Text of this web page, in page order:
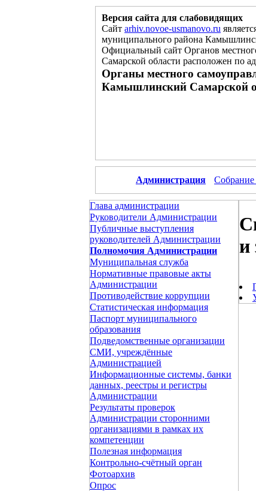
Версия сайта для слабовидящих
Сайт arhiv.novoe-usmanovo.ru
муниципального района
Официальный сайт Органов
Самарской области расположен по
Органы местного
Камышлинский Самарской
Администрация Собрание
Глава администрации
Руководители Администрации
Публичные выступления
руководителей Администрации
Полномочия Администрации
Муниципальная служба
Нормативные правовые акты
Администрации
Противодействие коррупции
Статистическая информация
Паспорт муниципального
образования
Подведомственные организации
СМИ, учреждённые
Администрацией
Информационные системы, банки
данных, реестры и регистры
Администрации
Результаты проверок
Администрации сторонними
организациями в рамках их
компетенции
Полезная информация
Контрольно-счётный орган
Фотоархив
Опрос
и